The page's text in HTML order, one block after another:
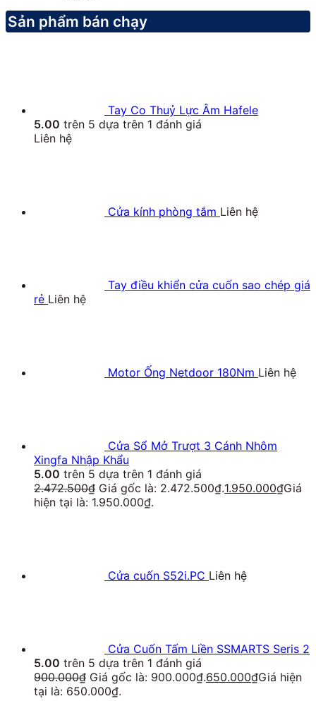
Sản phẩm bán chạy
Tay Co Thuỷ Lực Âm Hafele
5.00 trên 5 dựa trên 1 đánh giá
Liên hệ
Cửa kính phòng tắm Liên hệ
Tay điều khiển cửa cuốn sao chép giá
rẻ Liên hệ
Motor Ống Netdoor 180Nm Liên hệ
Cửa Sổ Mở Trượt 3 Cánh Nhôm
Xingfa Nhập Khẩu
5.00 trên 5 dựa trên 1 đánh giá
2.472.500₫ Giá gốc là: 2.472.500₫.1.950.000₫Giá
hiện tại là: 1.950.000₫.
Cửa cuốn S52i.PC Liên hệ
Cửa Cuốn Tấm Liền SSMARTS Seris 2
5.00 trên 5 dựa trên 1 đánh giá
900.000₫ Giá gốc là: 900.000₫.650.000₫Giá hiện
tại là: 650.000₫.